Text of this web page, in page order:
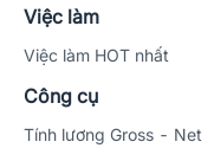
Việc làm
Việc làm HOT nhất
Công cụ
Tính lương Gross - Net